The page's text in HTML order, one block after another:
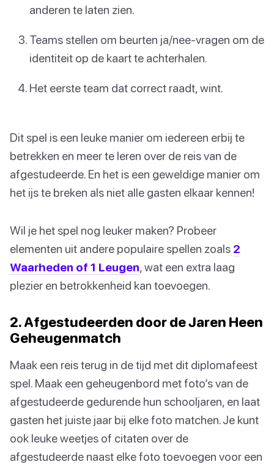
anderen te laten zien.
Teams stellen om beurten ja/nee-vragen om de
identiteit op de kaart te achterhalen.
Het eerste team dat correct raadt, wint.
Dit spel is een leuke manier om iedereen erbij te
betrekken en meer te leren over de reis van de
afgestudeerde. En het is een geweldige manier om
het ijs te breken als niet alle gasten elkaar kennen!
Wil je het spel nog leuker maken? Probeer
elementen uit andere populaire spellen zoals 2
Waarheden of 1 Leugen, wat een extra laag
plezier en betrokkenheid kan toevoegen.
2. Afgestudeerden door de Jaren Heen
Geheugenmatch
Maak een reis terug in de tijd met dit diplomafeest
spel. Maak een geheugenbord met foto’s van de
afgestudeerde gedurende hun schooljaren, en laat
gasten het juiste jaar bij elke foto matchen. Je kunt
ook leuke weetjes of citaten over de
afgestudeerde naast elke foto toevoegen voor een